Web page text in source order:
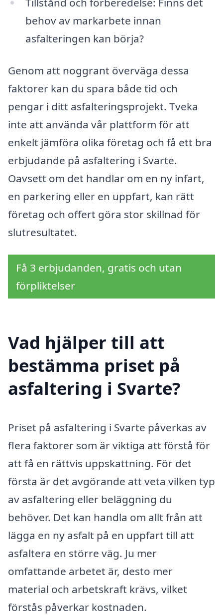
behov av markarbete innan
asfalteringen kan börja?
Genom att noggrant överväga dessa
faktorer kan du spara både tid och
pengar i ditt asfalteringsprojekt. Tveka
inte att använda vår plattform för att
enkelt jämföra olika företag och få ett bra
erbjudande på asfaltering i Svarte.
Oavsett om det handlar om en ny infart,
en parkering eller en uppfart, kan rätt
företag och offert göra stor skillnad för
slutresultatet.
Få 3 erbjudanden, gratis och utan
förpliktelser
Vad hjälper till att
bestämma priset på
asfaltering i Svarte?
Priset på asfaltering i Svarte påverkas av
flera faktorer som är viktiga att förstå för
att få en rättvis uppskattning. För det
första är det avgörande att veta vilken typ
av asfaltering eller beläggning du
behöver. Det kan handla om allt från att
lägga en ny asfalt på en uppfart till att
asfaltera en större väg. Ju mer
omfattande arbetet är, desto mer
material och arbetskraft krävs, vilket
förstås påverkar kostnaden.